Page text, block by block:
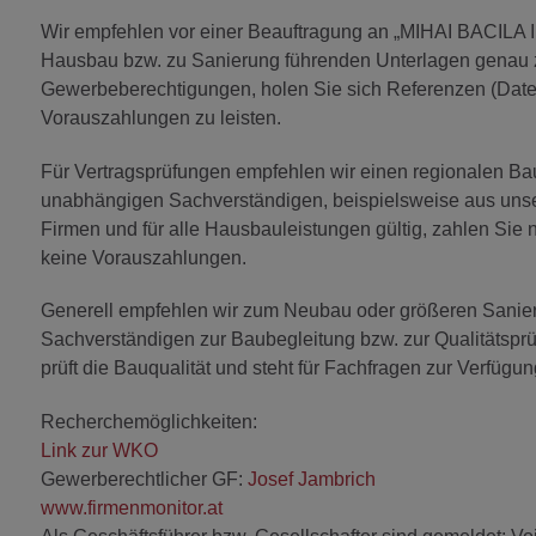
Wir empfehlen vor einer Beauftragung an „MIHAI
Hausbau bzw. zu Sanierung führenden Unterlagen
Gewerbeberechtigungen, holen Sie sich Referenzen
Vorauszahlungen zu leisten.
Für Vertragsprüfungen empfehlen wir einen regionalen
unabhängigen Sachverständigen, beispielsweise aus
Firmen und für alle Hausbauleistungen gültig, zahlen
keine Vorauszahlungen.
Generell empfehlen wir zum Neubau oder größeren
Sachverständigen zur Baubegleitung bzw. zur
prüft die Bauqualität und steht für Fachfragen zur
Recherchemöglichkeiten:
Link zur WKO
Gewerberechtlicher GF: Josef Jambrich
www.firmenmonitor.at